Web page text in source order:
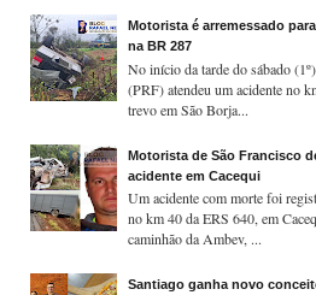
Motorista é arremessado
na BR 287
No início da tarde do sábado
(PRF) atendeu um acidente no
trevo em São Borja...
Motorista de São Francisco
acidente em Cacequi
Um acidente com morte foi
no km 40 da ERS 640, em
caminhão da Ambev, ...
Santiago ganha novo